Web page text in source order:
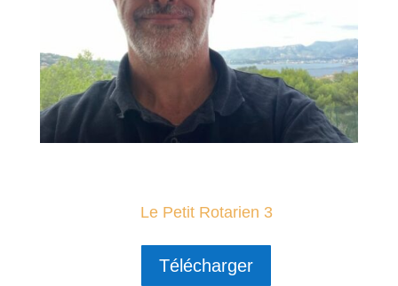
Le Petit Rotarien 3
Télécharger